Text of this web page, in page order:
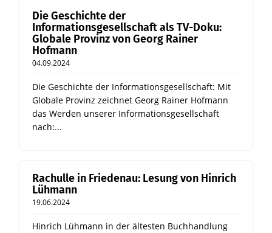
Die Geschichte der
Informationsgesellschaft als TV-Doku:
Globale Provinz von Georg Rainer
Hofmann
04.09.2024
Die Geschichte der Informationsgesellschaft: Mit
Globale Provinz zeichnet Georg Rainer Hofmann
das Werden unserer Informationsgesellschaft
nach:...
Rachulle in Friedenau: Lesung von Hinrich
Lühmann
19.06.2024
Hinrich Lühmann in der ältesten Buchhandlung